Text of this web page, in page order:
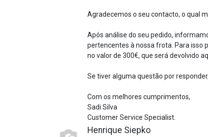
Agradecemos o seu contacto, o qual
Após análise do seu pedido,
pertencentes à nossa frota. Para isso
no valor de 300€, que será devolvido
Se tiver alguma questão por
Com os melhores cumprimentos,
Sadi Silva
Customer Service Specialist.
Henrique Siepko